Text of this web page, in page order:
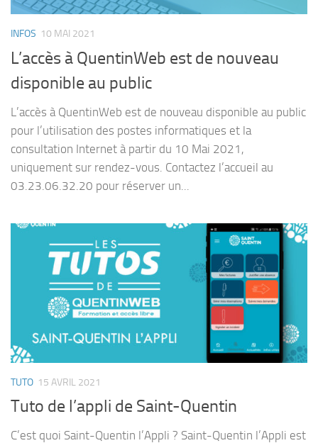
INFOS 10 MAI 2021
L’accès à QuentinWeb est de nouveau
disponible au public
L’accès à QuentinWeb est de nouveau disponible au public
pour l’utilisation des postes informatiques et la
consultation Internet à partir du 10 Mai 2021,
uniquement sur rendez-vous. Contactez l’accueil au
03.23.06.32.20 pour réserver un...
TUTO 15 AVRIL 2021
Tuto de l’appli de Saint-Quentin
C’est quoi Saint-Quentin l’Appli ? Saint-Quentin l’Appli est